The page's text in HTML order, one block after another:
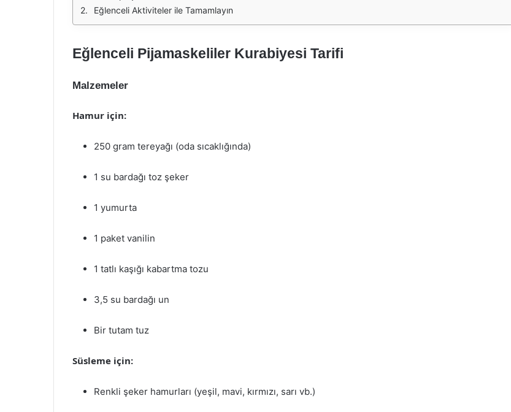
Eğlenceli Aktiviteler ile Tamamlayın
Eğlenceli Pijamaskeliler Kurabiyesi Tarifi
Malzemeler
Hamur için:
250 gram tereyağı (oda sıcaklığında)
1 su bardağı toz şeker
1 yumurta
1 paket vanilin
1 tatlı kaşığı kabartma tozu
3,5 su bardağı un
Bir tutam tuz
Süsleme için:
Renkli şeker hamurları (yeşil, mavi, kırmızı, sarı vb.)